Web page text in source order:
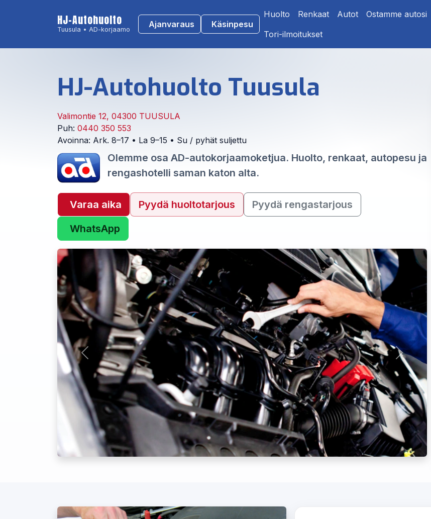
HJ-Autohuolto
Tuusula • AD-korjaamo Ajanvaraus Käsinpesu
Huolto Renkaat Autot Ostamme autosi
Tori-ilmoitukset
HJ-Autohuolto Tuusula
Valimontie 12, 04300 TUUSULA
Puh: 0440 350 553
Avoinna: Ark. 8–17 • La 9–15 • Su / pyhät suljettu
Olemme osa AD-autokorjaamoketjua. Huolto, renkaat, autopesu ja
rengashotelli saman katon alta.
Varaa aika Pyydä huoltotarjous
Pyydä rengastarjous
WhatsApp
Edellinen Seuraava